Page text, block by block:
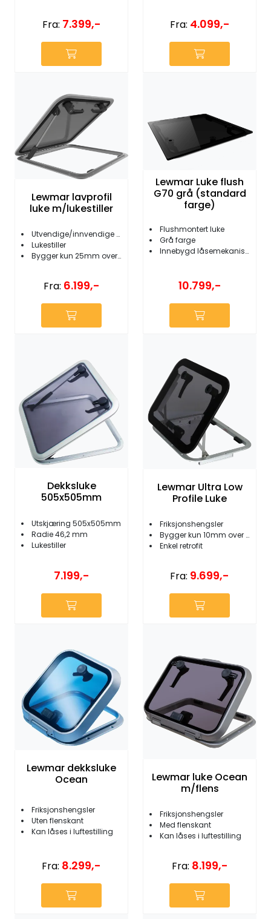
Fra: 7.399,- Fra: 4.099,-
Lewmar lavprofil
luke m/lukestiller
Utvendige/innvendige håndtak
Lukestiller
Bygger kun 25mm over dekk
Fra: 6.199,-
Lewmar Luke flush
G70 grå (standard
farge)
Flushmontert luke
Grå farge
Innebygd låsemekanisme
10.799,-
Dekksluke
505x505mm
Utskjæring 505x505mm
Radie 46,2 mm
Lukestiller
7.199,-
Lewmar Ultra Low
Profile Luke
Friksjonshengsler
Bygger kun 10mm over dekk
Enkel retrofit
Fra: 9.699,-
Lewmar dekksluke
Ocean
Friksjonshengsler
Uten flenskant
Kan låses i luftestilling
Fra: 8.299,-
Lewmar luke Ocean
m/flens
Friksjonshengsler
Med flenskant
Kan låses i luftestilling
Fra: 8.199,-